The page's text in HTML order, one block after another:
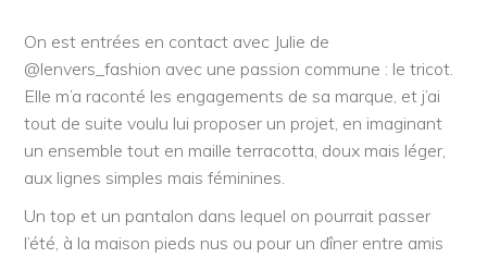
On est entrées en contact avec Julie de
@lenvers_fashion avec une passion commune : le tricot.
Elle m’a raconté les engagements de sa marque, et j’ai
tout de suite voulu lui proposer un projet, en imaginant
un ensemble tout en maille terracotta, doux mais léger,
aux lignes simples mais féminines.
Un top et un pantalon dans lequel on pourrait passer
l’été, à la maison pieds nus ou pour un dîner entre amis